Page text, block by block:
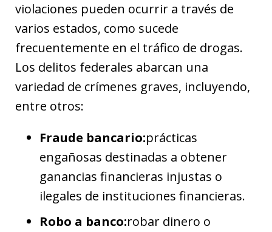
violaciones pueden ocurrir a través de
varios estados, como sucede
frecuentemente en el tráfico de drogas.
Los delitos federales abarcan una
variedad de crímenes graves, incluyendo,
entre otros:
Fraude bancario:prácticas
engañosas destinadas a obtener
ganancias financieras injustas o
ilegales de instituciones financieras.
Robo a banco:robar dinero o